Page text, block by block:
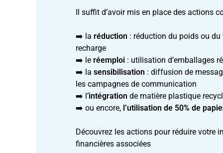
Il suffit d’avoir mis en place des actions
➡️ la réduction : réduction du poids ou du
recharge
➡️ le réemploi : utilisation d’emballages
➡️ la sensibilisation : diffusion de
les campagnes de communication
➡️ l’intégration de matière plastique
➡️ ou encore, l’utilisation de 50% de
Découvrez les actions pour réduire votre
financières associées